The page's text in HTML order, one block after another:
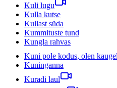
Kuli lugu
Kulla kutse
Kullast süda
Kummituste tund
Kungla rahvas
Kuni pole kodus, olen
Kuninganna
Kuradi laul